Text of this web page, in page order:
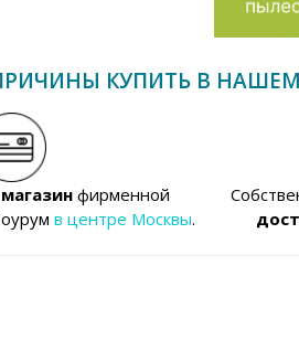
КУПИТЬ В
фирменной
в центре Москвы.